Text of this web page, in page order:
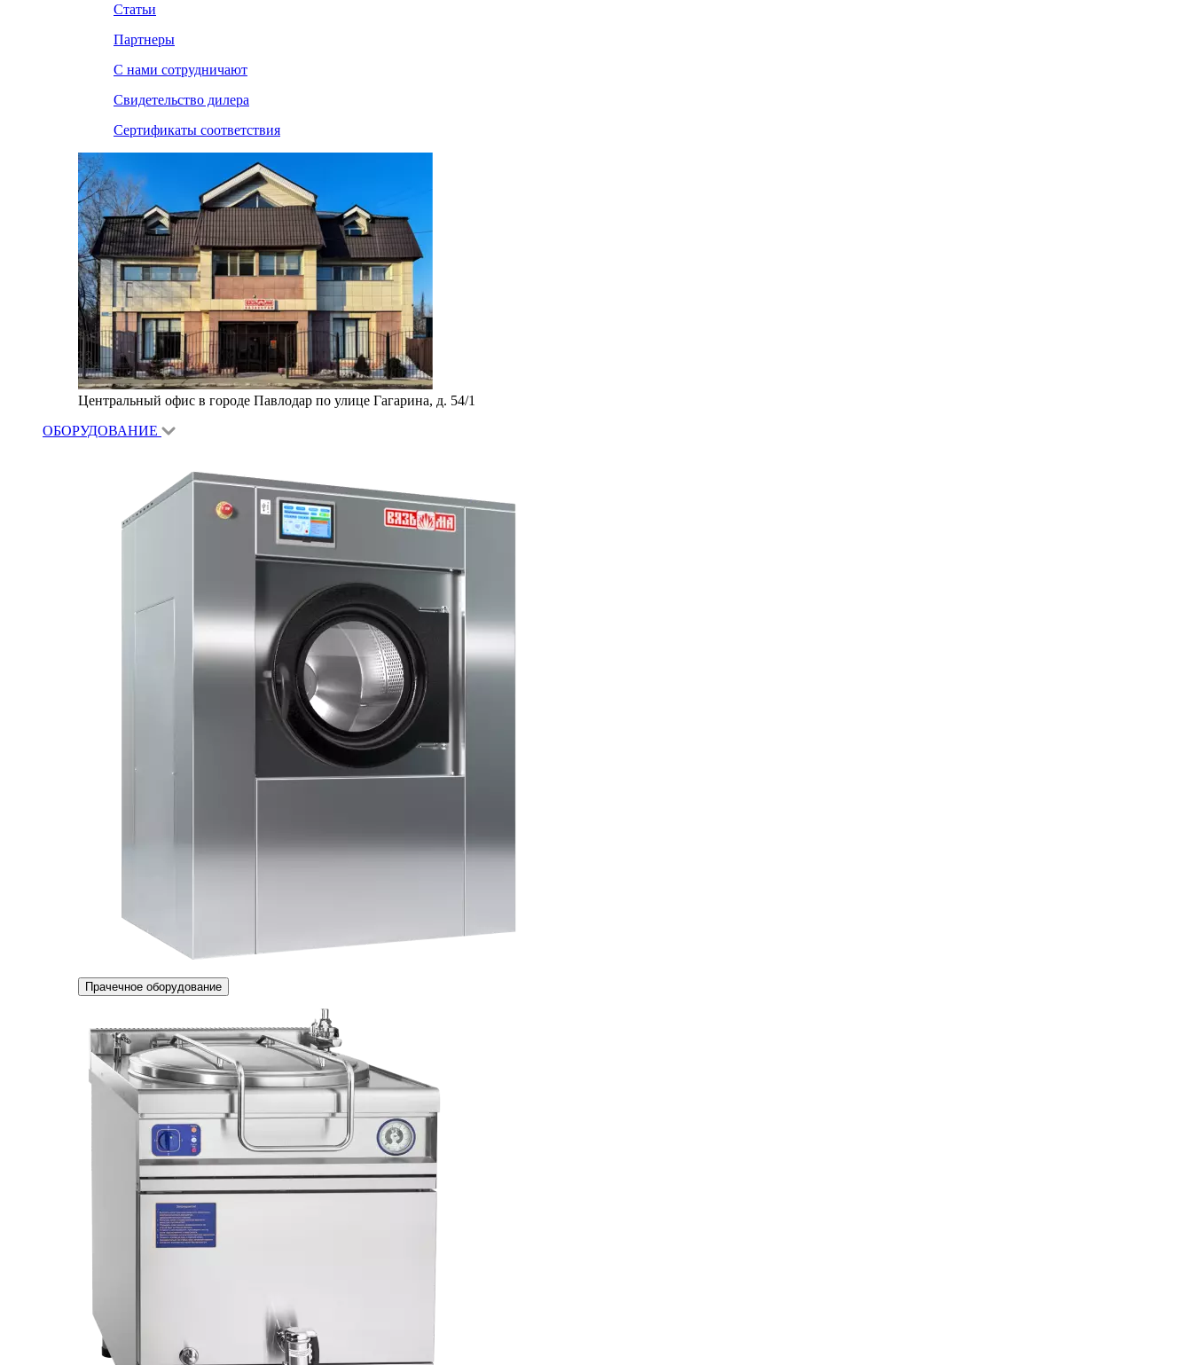
Статьи
Партнеры
С нами сотрудничают
Свидетельство дилера
Сертификаты соответствия
Центральный офис в городе Павлодар по улице Гагарина, д. 54/1
ОБОРУДОВАНИЕ
Прачечное оборудование